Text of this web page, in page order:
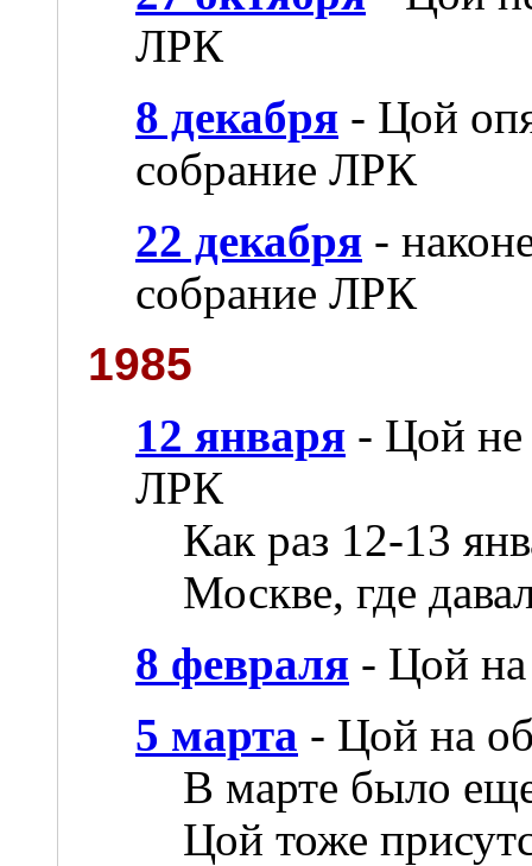
ЛРК
8 декабря - Цой
собрание ЛРК
22 декабря -
собрание ЛРК
1985
12 января - Цой не
ЛРК
Как раз 12-13
Москве, где
8 февраля - Цой
5 марта - Цой на
В марте было
Цой тоже